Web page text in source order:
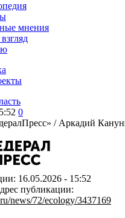
мнения
0
/ Аркадий
16.05.2026 - 15:52
публикации:
news/72/ecology/3437169